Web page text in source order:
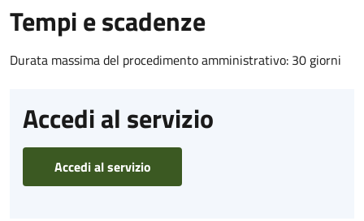
Tempi e scadenze
Durata massima del procedimento amministrativo: 30 giorni
Accedi al servizio
Accedi al servizio